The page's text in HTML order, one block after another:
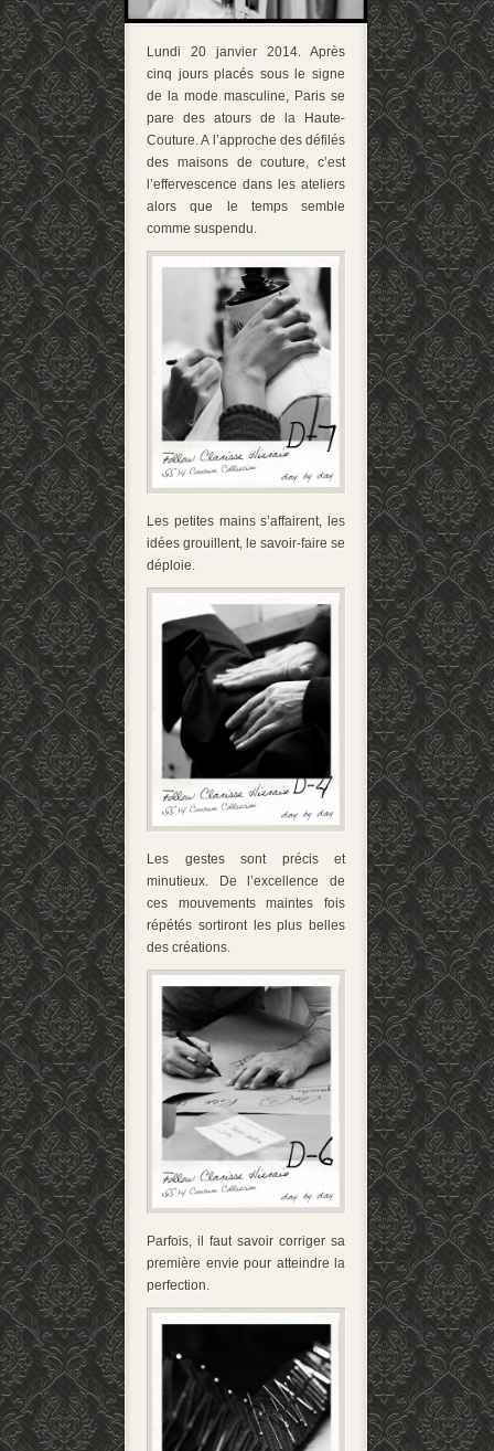
Lundi 20 janvier 2014. Après
cinq jours placés sous le signe
de la mode masculine, Paris se
pare des atours de la Haute-
Couture. A l’approche des défilés
des maisons de couture, c’est
l’effervescence dans les ateliers
alors que le temps semble
comme suspendu.
Les petites mains s’affairent, les
idées grouillent, le savoir-faire se
déploie.
Les gestes sont précis et
minutieux. De l’excellence de
ces mouvements maintes fois
répétés sortiront les plus belles
des créations.
Parfois, il faut savoir corriger sa
première envie pour atteindre la
perfection.